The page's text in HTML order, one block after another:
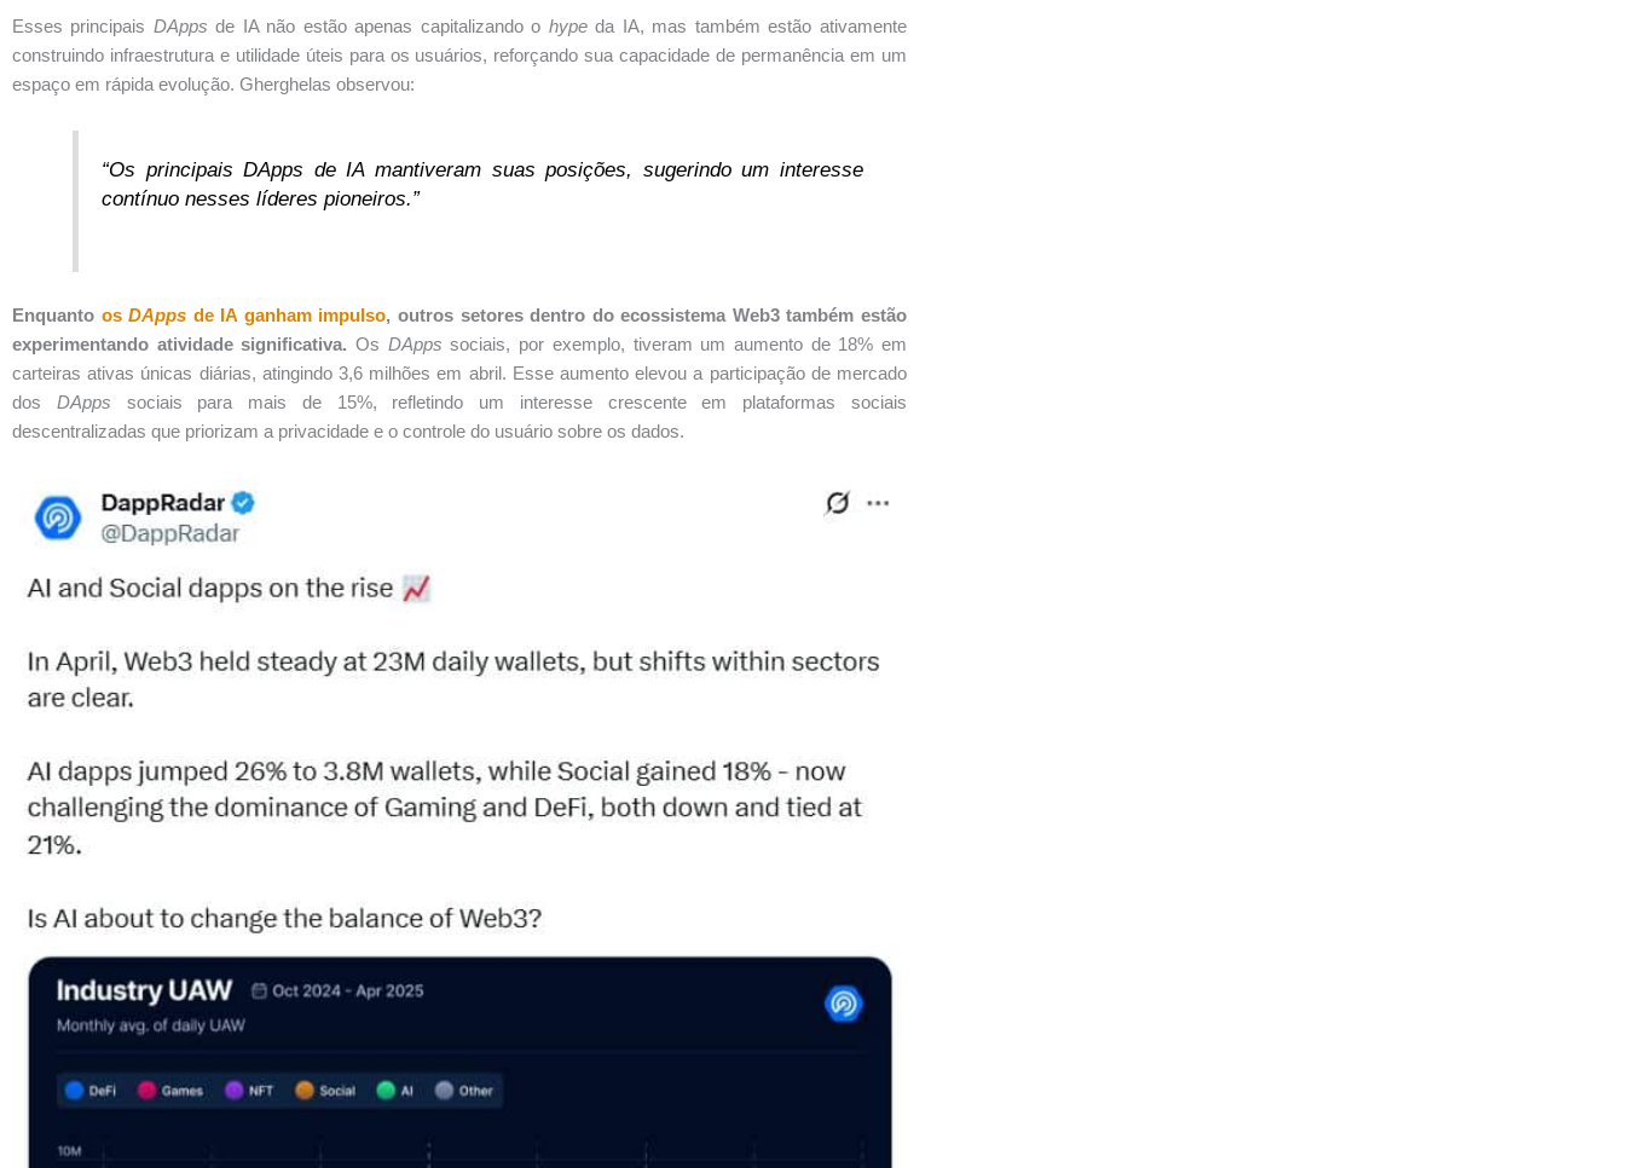
Esses principais DApps de IA não estão apenas capitalizando o hype da IA, mas também estão ativamente
construindo infraestrutura e utilidade úteis para os usuários, reforçando sua capacidade de permanência em um
espaço em rápida evolução. Gherghelas observou:
“Os principais DApps de IA mantiveram suas posições, sugerindo um interesse
contínuo nesses líderes pioneiros.”
Enquanto osDApps de IA ganham impulso, outros setores dentro do ecossistema Web3 também estão
experimentando atividade significativa. Os DApps sociais, por exemplo, tiveram um aumento de 18% em
carteiras ativas únicas diárias, atingindo 3,6 milhões em abril. Esse aumento elevou a participação de mercado
dos DApps sociais para mais de 15%, refletindo um interesse crescente em plataformas sociais
descentralizadas que priorizam a privacidade e o controle do usuário sobre os dados.